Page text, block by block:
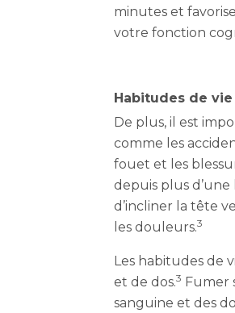
minutes et
votre fonction
Habitudes de vie
De plus, il est
comme les
fouet et les
depuis plus
d’incliner la tête
les douleurs.3
Les habitudes de
et de dos.3 Fumer
sanguine et des